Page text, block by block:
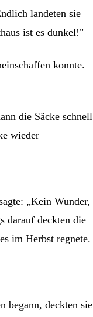
landeten sie
ist es dunkel!"
konnte.
die Säcke schnell
wieder
„Kein Wunder,
darauf deckten die
im Herbst regnete.
begann, deckten sie